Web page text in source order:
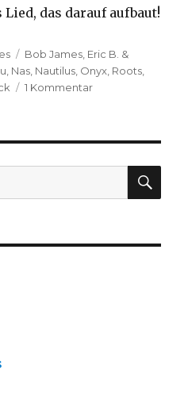
Lied, das darauf aufbaut!
Schlagwörter
Bob James, Eric B. &
, Nas, Nautilus, Onyx, Roots,
1 Kommentarzu
James
Nautilus